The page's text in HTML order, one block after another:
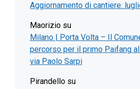
Aggiornamento di cantiere:
Maorizio su
Milano | Porta Volta – Il
percorso per il primo Paifang
via Paolo Sarpi
Pirandello su